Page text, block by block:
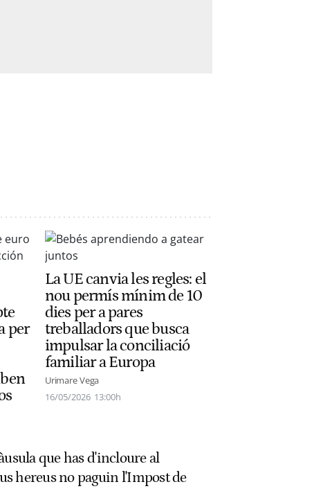
per
La UE canvia les regles: el
nou permís mínim de 10
dies per a pares
treballadors que busca
impulsar la conciliació
familiar a Europa
Urimare Vega
16/05/2026 13:00h
que has d'incloure al
hereus no paguin l'Impost de